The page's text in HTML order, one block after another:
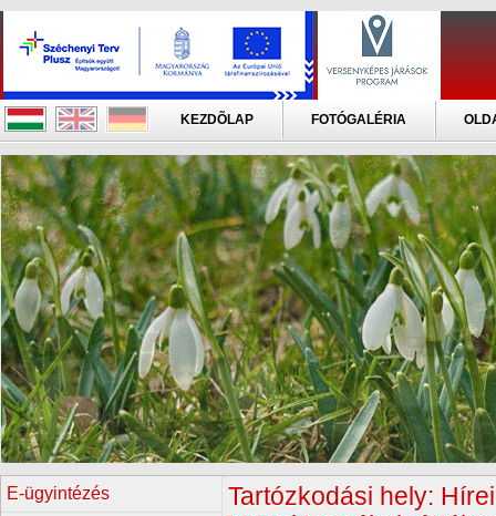
KEZDÕLAP FOTÓGALÉRIA
E-ügyintézés Tartózkodási hely: